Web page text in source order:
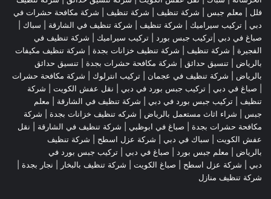
فلل
معلم جبس شركة تنظيف شركة تنظيف
شركة مكافحة حشرات في
دبي
تركيب سيراميك شركة تنظيف شركة تنظيف في الشارقة | سباك |
صباغ في دبي |تركيب جبس بورد | تركيب سيراميك
شركة تنظيف في
الفجيرة
شركة تنظيف شركة تنظيف خزانات بجدة
شركة تنظيف مكيفات
بالرياض
تنسيق حدائق شركة مكافحة حشرات بجدة
تنسيق حدائق
بالرياض
شركة تنظيف في عجمان | تركيب انترلوك | شركة مكافحة حشرات
صباغ في دبي تركيب جبس بورد في دبي نقل عفش الكويت
شركة
تنظيف
تركيب جبس بورد في دبي شركة تنظيف في الشارقة
معلم
جبس
شراء اثاث مستعمل بالرياض شركه تنظيف خزانات بجدة
شركة
مكافحة حشرات بجدة
صباغ في ابوظبي شركة تنظيف في الشارقة
نقل
عفش الكويت | سباك في دبي | شركة عزل اسطح
شركة تنظيف
بالرياض
معلم جبس بورد صباغ في دبي
تركيب جبس بورد في
دبي
شركة عزل اسطح صباغ الكويت شركة تنظيف بالبخار نجار بجدة
شركة تنظيف منازل